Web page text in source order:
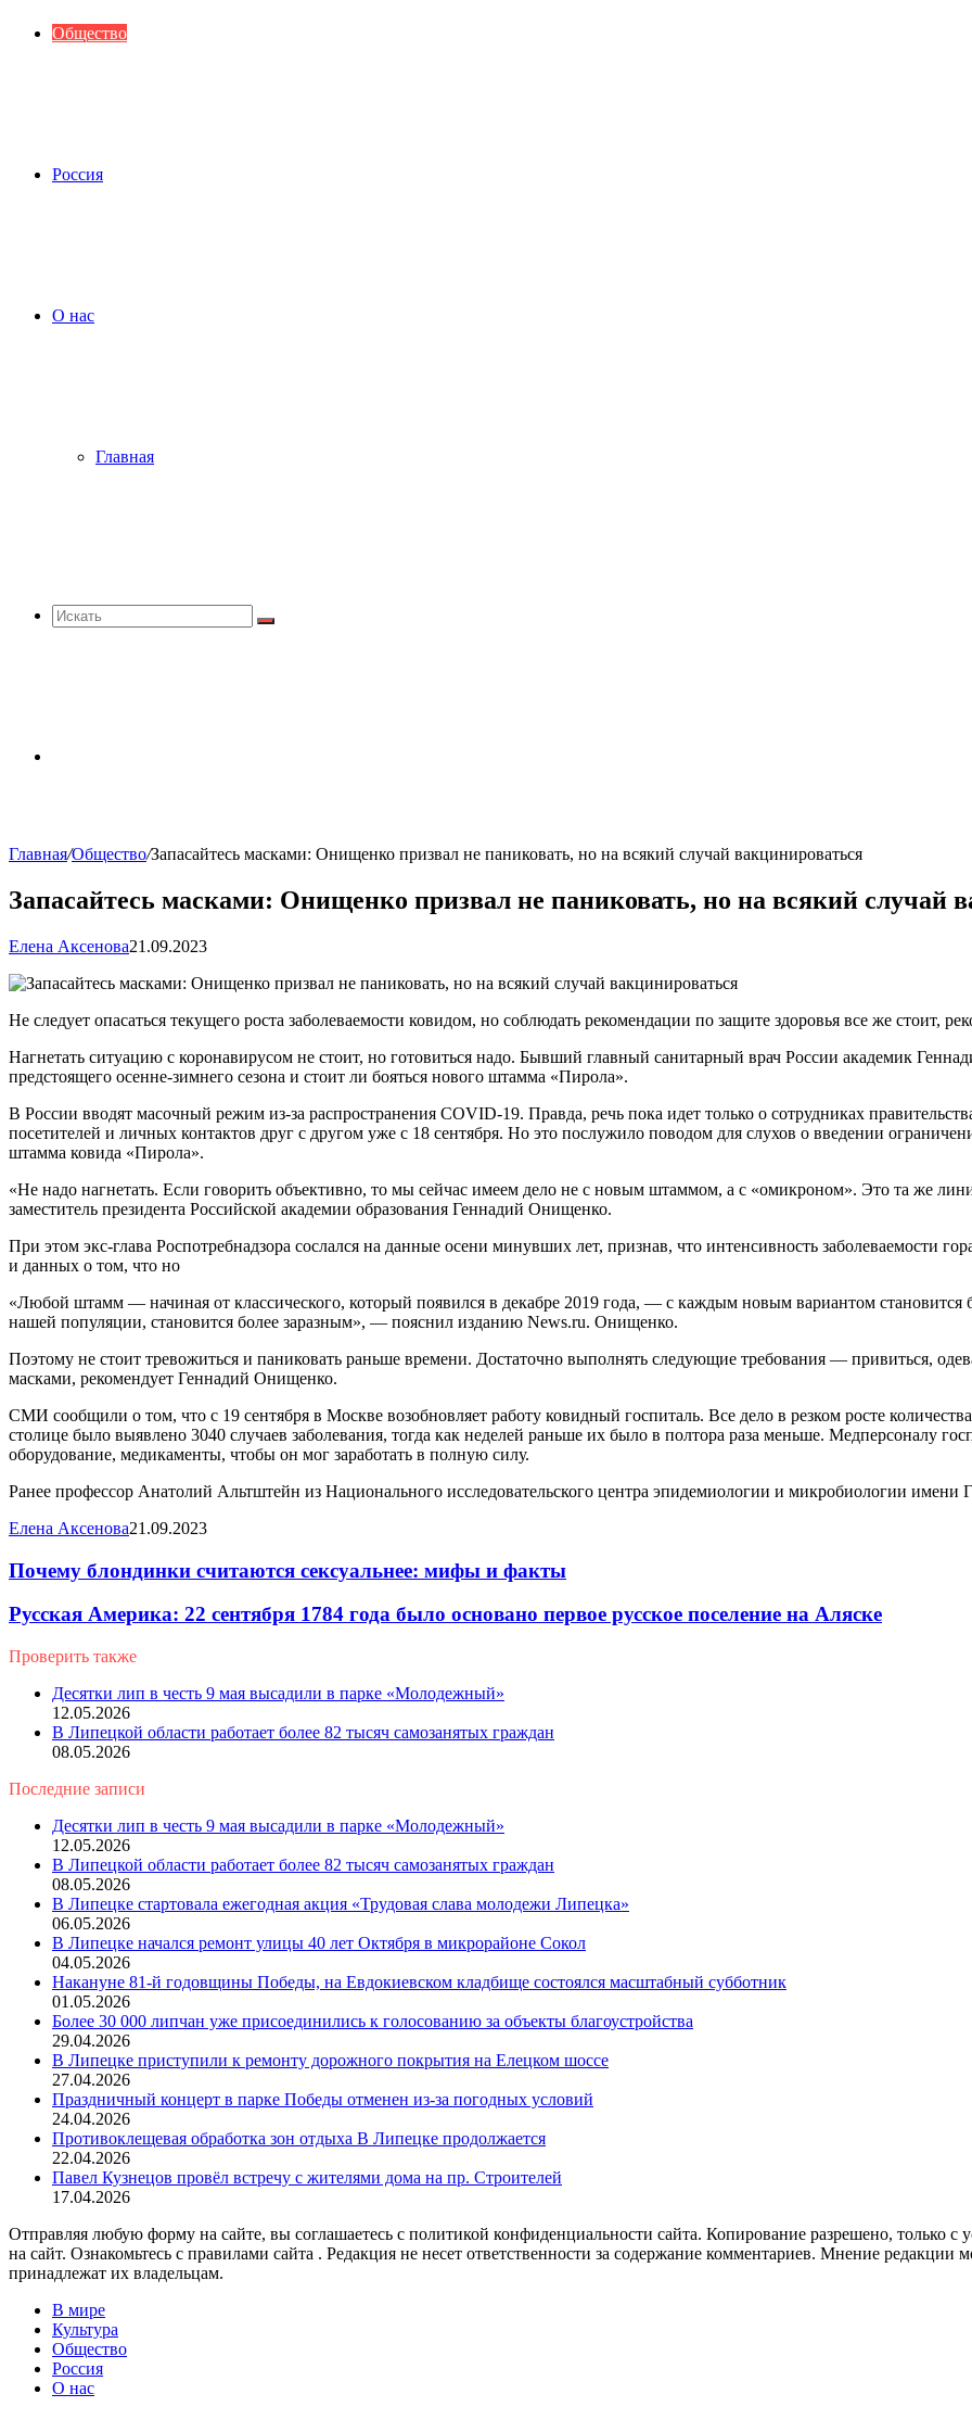
Общество
Россия
О нас
Главная
Искать
Главная/Общество/Запасайтесь масками: Онищенко призвал не паниковать, но на всякий случай вакцинироваться
Запасайтесь масками: Онищенко призвал не паниковать, но на всякий случай
Елена Аксенова21.09.2023
Не следует опасаться текущего роста заболеваемости ковидом, но соблюдать рекомендации по защите здоровья все же стоит,
Нагнетать ситуацию с коронавирусом не стоит, но готовиться надо. Бывший главный санитарный врач России академик
предстоящего осенне-зимнего сезона и стоит ли бояться нового штамма «Пирола».
В России вводят масочный режим из-за распространения COVID-19. Правда, речь пока идет только о сотрудниках
посетителей и личных контактов друг с другом уже с 18 сентября. Но это послужило поводом для слухов о введении
штамма ковида «Пирола».
«Не надо нагнетать. Если говорить объективно, то мы сейчас имеем дело не с новым штаммом, а с «омикроном». Это та же
заместитель президента Российской академии образования Геннадий Онищенко.
При этом экс-глава Роспотребнадзора сослался на данные осени минувших лет, признав, что интенсивность заболеваемости
и данных о том, что но
«Любой штамм — начиная от классического, который появился в декабре 2019 года, — с каждым новым вариантом становится
нашей популяции, становится более заразным», — пояснил изданию News.ru. Онищенко.
Поэтому не стоит тревожиться и паниковать раньше времени. Достаточно выполнять следующие требования — привиться,
масками, рекомендует Геннадий Онищенко.
СМИ сообщили о том, что с 19 сентября в Москве возобновляет работу ковидный госпиталь. Все дело в резком росте
столице было выявлено 3040 случаев заболевания, тогда как неделей раньше их было в полтора раза меньше. Медперсоналу
оборудование, медикаменты, чтобы он мог заработать в полную силу.
Ранее профессор Анатолий Альтштейн из Национального исследовательского центра эпидемиологии и микробиологии имени
Елена Аксенова21.09.2023
Почему блондинки считаются сексуальнее: мифы и факты
Русская Америка: 22 сентября 1784 года было основано первое русское поселение на Аляске
Проверить также
Десятки лип в честь 9 мая высадили в парке «Молодежный»
12.05.2026
В Липецкой области работает более 82 тысяч самозанятых граждан
08.05.2026
Последние записи
Десятки лип в честь 9 мая высадили в парке «Молодежный»
12.05.2026
В Липецкой области работает более 82 тысяч самозанятых граждан
08.05.2026
В Липецке стартовала ежегодная акция «Трудовая слава молодежи Липецка»
06.05.2026
В Липецке начался ремонт улицы 40 лет Октября в микрорайоне Сокол
04.05.2026
Накануне 81-й годовщины Победы, на Евдокиевском кладбище состоялся масштабный субботник
01.05.2026
Более 30 000 липчан уже присоединились к голосованию за объекты благоустройства
29.04.2026
В Липецке приступили к ремонту дорожного покрытия на Елецком шоссе
27.04.2026
Праздничный концерт в парке Победы отменен из-за погодных условий
24.04.2026
Противоклещевая обработка зон отдыха В Липецке продолжается
22.04.2026
Павел Кузнецов провёл встречу с жителями дома на пр. Строителей
17.04.2026
Отправляя любую форму на сайте, вы соглашаетесь с политикой конфиденциальности сайта. Копирование разрешено, только с
на сайт. Ознакомьтесь с правилами сайта . Редакция не несет ответственности за содержание комментариев. Мнение
принадлежат их владельцам.
В мире
Культура
Общество
Россия
О нас